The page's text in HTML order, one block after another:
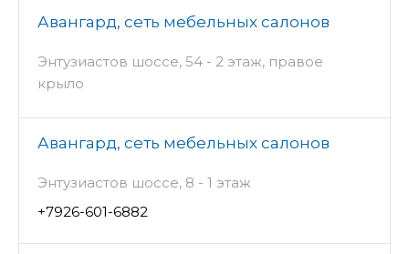
Авангард, сеть мебельных салонов
Энтузиастов шоссе, 54 - 2 этаж, правое
крыло
Авангард, сеть мебельных салонов
Энтузиастов шоссе, 8 - 1 этаж
+7926-601-6882